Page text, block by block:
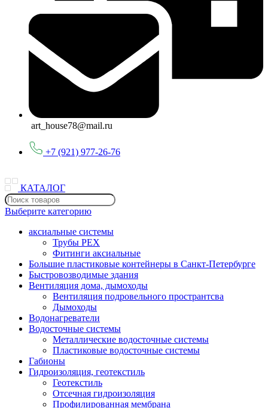
art_house78@mail.ru
+7 (921) 977-26-76
КАТАЛОГ
Выберите категорию
аксиальные системы
Трубы PEX
Фитинги аксиальные
Большие пластиковые контейнеры в Санкт-Петербурге
Быстровозводимые здания
Вентиляция дома, дымоходы
Вентиляция подровельного пространтсва
Дымоходы
Водонагреватели
Водосточные системы
Металлические водосточные системы
Пластиковые водосточные системы
Габионы
Гидроизоляция, геотекстиль
Геотекстиль
Отсечная гидроизоляция
Профилированная мембрана